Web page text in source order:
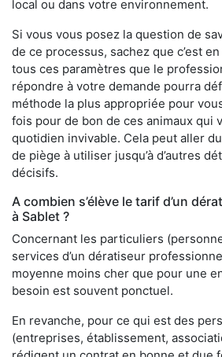
local ou dans votre environnement.
Si vous vous posez la question de
de ce processus, sachez que c’est
tous ces paramètres que le
répondre à votre demande pourra
méthode la plus appropriée pour
fois pour de bon de ces animaux qui
quotidien invivable. Cela peut aller du
de piège à utiliser jusqu’à d’autres
décisifs.
A combien s’élève le tarif d’un
à Sablet ?
Concernant les particuliers
services d’un dératiseur
moyenne moins cher que pour une
besoin est souvent ponctuel.
En revanche, pour ce qui est des
(entreprises, établissement,